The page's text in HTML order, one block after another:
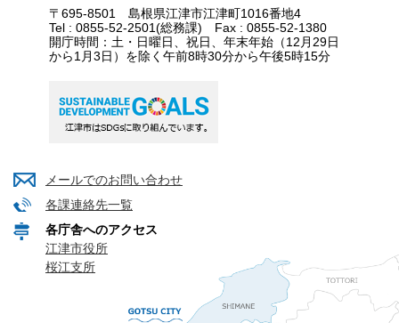
〒695-8501 島根県江津市江津町1016番地4
Tel : 0855-52-2501(総務課) Fax : 0855-52-1380
開庁時間：土・日曜日、祝日、年末年始（12月29日
から1月3日）を除く午前8時30分から午後5時15分
メールでのお問い合わせ
各課連絡先一覧
各庁舎へのアクセス
江津市役所
桜江支所